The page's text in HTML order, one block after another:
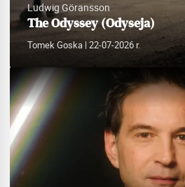
Ludwig Göransson
The Odyssey (Odyseja)
Tomek Goska| 22-07-2026 r.